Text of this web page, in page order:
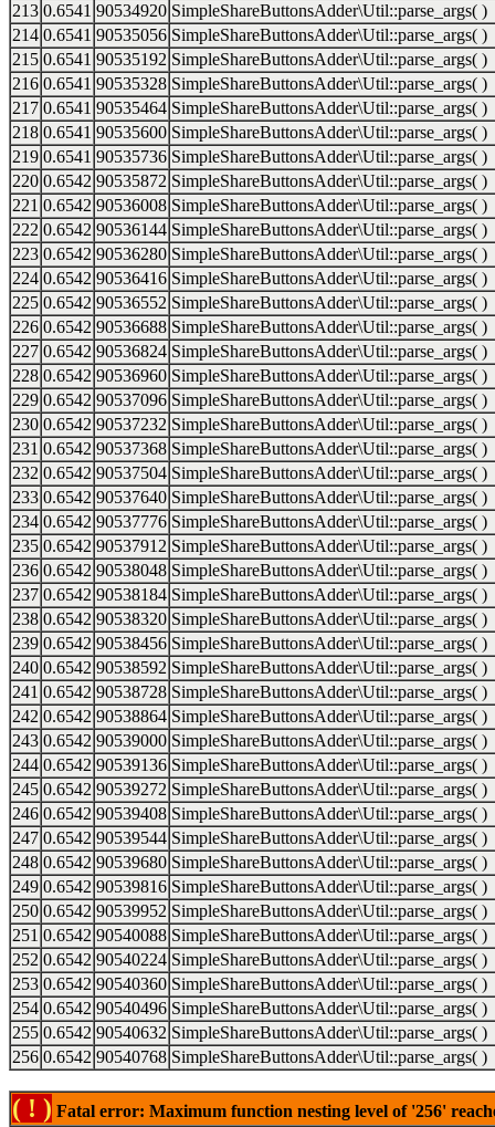
213 0.6541 90534920 SimpleShareButtonsAdder\Util::parse_args( )
214 0.6541 90535056 SimpleShareButtonsAdder\Util::parse_args( )
215 0.6541 90535192 SimpleShareButtonsAdder\Util::parse_args( )
216 0.6541 90535328 SimpleShareButtonsAdder\Util::parse_args( )
217 0.6541 90535464 SimpleShareButtonsAdder\Util::parse_args( )
218 0.6541 90535600 SimpleShareButtonsAdder\Util::parse_args( )
219 0.6541 90535736 SimpleShareButtonsAdder\Util::parse_args( )
220 0.6542 90535872 SimpleShareButtonsAdder\Util::parse_args( )
221 0.6542 90536008 SimpleShareButtonsAdder\Util::parse_args( )
222 0.6542 90536144 SimpleShareButtonsAdder\Util::parse_args( )
223 0.6542 90536280 SimpleShareButtonsAdder\Util::parse_args( )
224 0.6542 90536416 SimpleShareButtonsAdder\Util::parse_args( )
225 0.6542 90536552 SimpleShareButtonsAdder\Util::parse_args( )
226 0.6542 90536688 SimpleShareButtonsAdder\Util::parse_args( )
227 0.6542 90536824 SimpleShareButtonsAdder\Util::parse_args( )
228 0.6542 90536960 SimpleShareButtonsAdder\Util::parse_args( )
229 0.6542 90537096 SimpleShareButtonsAdder\Util::parse_args( )
230 0.6542 90537232 SimpleShareButtonsAdder\Util::parse_args( )
231 0.6542 90537368 SimpleShareButtonsAdder\Util::parse_args( )
232 0.6542 90537504 SimpleShareButtonsAdder\Util::parse_args( )
233 0.6542 90537640 SimpleShareButtonsAdder\Util::parse_args( )
234 0.6542 90537776 SimpleShareButtonsAdder\Util::parse_args( )
235 0.6542 90537912 SimpleShareButtonsAdder\Util::parse_args( )
236 0.6542 90538048 SimpleShareButtonsAdder\Util::parse_args( )
237 0.6542 90538184 SimpleShareButtonsAdder\Util::parse_args( )
238 0.6542 90538320 SimpleShareButtonsAdder\Util::parse_args( )
239 0.6542 90538456 SimpleShareButtonsAdder\Util::parse_args( )
240 0.6542 90538592 SimpleShareButtonsAdder\Util::parse_args( )
241 0.6542 90538728 SimpleShareButtonsAdder\Util::parse_args( )
242 0.6542 90538864 SimpleShareButtonsAdder\Util::parse_args( )
243 0.6542 90539000 SimpleShareButtonsAdder\Util::parse_args( )
244 0.6542 90539136 SimpleShareButtonsAdder\Util::parse_args( )
245 0.6542 90539272 SimpleShareButtonsAdder\Util::parse_args( )
246 0.6542 90539408 SimpleShareButtonsAdder\Util::parse_args( )
247 0.6542 90539544 SimpleShareButtonsAdder\Util::parse_args( )
248 0.6542 90539680 SimpleShareButtonsAdder\Util::parse_args( )
249 0.6542 90539816 SimpleShareButtonsAdder\Util::parse_args( )
250 0.6542 90539952 SimpleShareButtonsAdder\Util::parse_args( )
251 0.6542 90540088 SimpleShareButtonsAdder\Util::parse_args( )
252 0.6542 90540224 SimpleShareButtonsAdder\Util::parse_args( )
253 0.6542 90540360 SimpleShareButtonsAdder\Util::parse_args( )
254 0.6542 90540496 SimpleShareButtonsAdder\Util::parse_args( )
255 0.6542 90540632 SimpleShareButtonsAdder\Util::parse_args( )
256 0.6542 90540768 SimpleShareButtonsAdder\Util::parse_args( )
( ! ) Fatal error: Maximum function nesting level of '256'